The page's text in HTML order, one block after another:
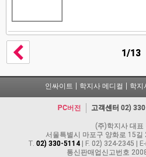
1/13
인싸이트 학지사 메디컬 학지
PC버전 고객센터 02)
(주)학지사 대표
서울특별시 마포구 양화로 15길
T. 02) 330-5114 | F. 02) 324-2345 |
통신판매업신고번호